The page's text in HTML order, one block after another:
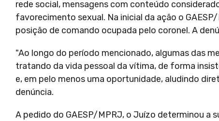
rede social, mensagens com conteúdo
favorecimento sexual. Na inicial da ação o
posição de comando ocupada pelo coronel. A
"Ao longo do período mencionado, algumas das
tratando da vida pessoal da vítima, de forma
e, em pelo menos uma oportunidade, aludindo
denúncia.
A pedido do GAESP/MPRJ, o Juízo determinou a